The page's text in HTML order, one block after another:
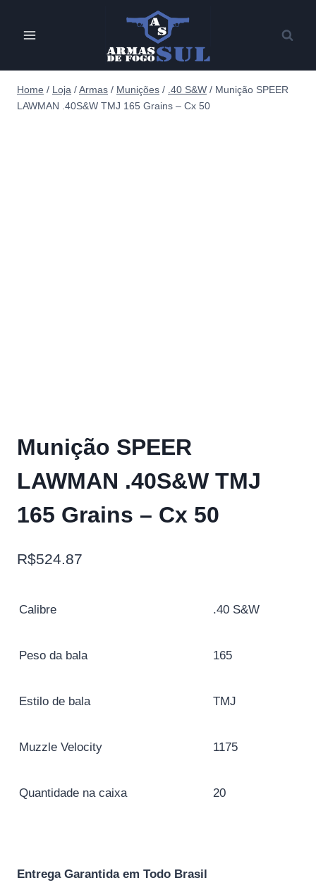
Home / Loja /Armas / Munições / .40 S&W / Munição SPEER
LAWMAN .40S&W TMJ 165 Grains – Cx 50
Munição SPEER
LAWMAN .40S&W TMJ
165 Grains – Cx 50
R$524.87
Calibre .40 S&W
Peso da bala 165
Estilo de bala TMJ
Muzzle Velocity 1175
Quantidade na caixa 20
Entrega Garantida em Todo Brasil